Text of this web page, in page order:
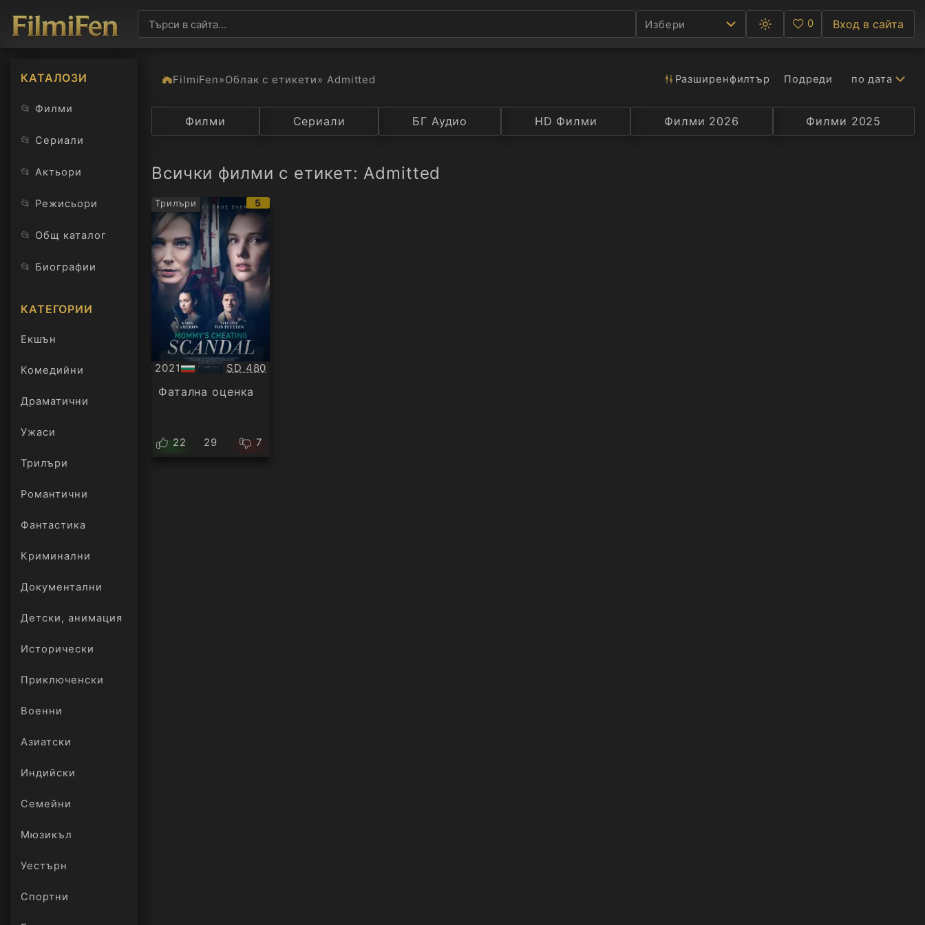
Избери
Превключване
между
светла
Любими
0 Вход в сайта
КАТАЛОЗИ
📂 Филми
📂 Сериали
📂 Актьори
📂 Режисьори
📂 Общ каталог
📂 Биографии
КАТЕГОРИИ
Екшън
Комедийни
Драматични
Ужаси
Трилъри
онлайн
Романтични
Фантастика
Криминални
Документални
Детски, анимация
Исторически
Приключенски
Военни
Азиатски
Индийски
Семейни
Мюзикъл
Уестърн
Спортни
FilmiFen»Облак с етикети» Admitted Разширенфилтър Подреди по дата
Категория Държава Рейтинг Селекция Превод Актьор
Филми Сериали БГ Аудио HD Филми Филми 2026 Филми 2025
Всички филми с етикет: Admitted
Трилъри
IMDb
рейтинг:
5
2021
БГ
аудио
Качество:
SD 480
Фатална оценка
22 29 7